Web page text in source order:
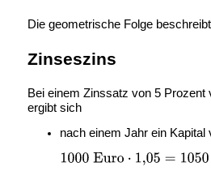
Die geometrische Folge beschreibt
Zinseszins
Bei einem Zinssatz von 5
ergibt sich
nach einem Jahr ein Kapital